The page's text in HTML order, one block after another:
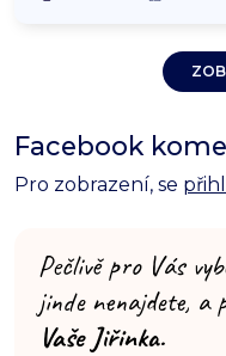
Facebook
Pro zobrazení, se
Pečlivě pro Vás
jinde nenajdete, a
Vaše Jiřinka.